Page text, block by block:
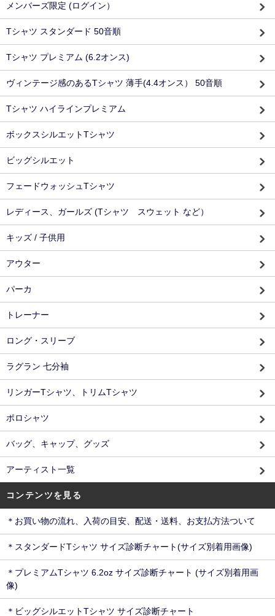
メンバーズ限定 (ログイン）
Tシャツ スタンダード 50音順
Tシャツ プレミアム (6.2オンス)
ヴィンテージ感のあるTシャツ 薄手(4.4オンス） 50音順
Tシャツ ハイラインプレミアム
ボックスシルエットTシャツ
ビッグシルエット
フェードウォッシュTシャツ
レディース、ガールズ (Tシャツ スウェット など）
キッズ / 子供用
アウター
パーカ
トレーナー
ロング・スリーブ
ラグラン 七分袖
リンガーTシャツ、トリムTシャツ
ポロシャツ
バッグ、キャップ、グッズ
アーティスト一覧
コンテンツを見る
＊お買い物の流れ、入荷の目安、配送・送料、お支払方法ついて
＊スタンダードTシャツ サイズ診断チャート(サイズ別着用画像)
＊プレミアムTシャツ 6.2oz サイズ診断チャート (サイズ別着用画
像)
＊ビッグシルエットTシャツ サイズ診断チャート